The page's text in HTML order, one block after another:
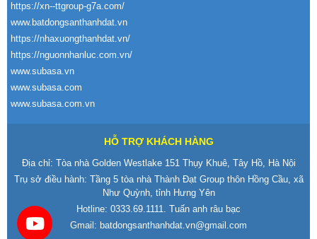
https://xn--ttgroup-g7a.com/
www.batdongsanthanhdat.vn
https://nhaxuongthanhdat.vn/
https://nguonnhanluc.com.vn/
www.subasa.vn
www.subasa.com
www.subasa.com.vn
HỖ TRỢ KHÁCH HÀNG
Địa chỉ: Tòa nhà Golden Westlake 151 Thụy Khuê, Tây Hồ, Hà Nội
Trụ sở điều hành: Tầng 5 tòa nhà Thành Đạt Group thôn Hồng Cầu, xã
Như Quỳnh, tỉnh Hưng Yên
Hotline: 0333.69.1111. Tuấn anh râu bạc
Gmail: batdongsanthanhdat.vn@gmail.com